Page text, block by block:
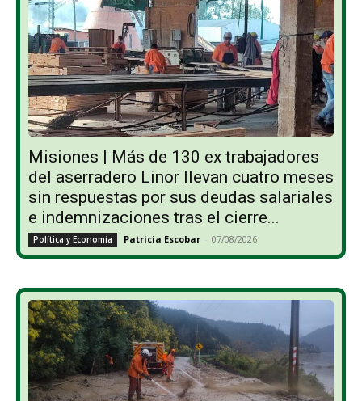
Misiones | Más de 130 ex trabajadores
del aserradero Linor llevan cuatro meses
sin respuestas por sus deudas salariales
e indemnizaciones tras el cierre...
Política y Economía Patricia Escobar - 07/08/2026